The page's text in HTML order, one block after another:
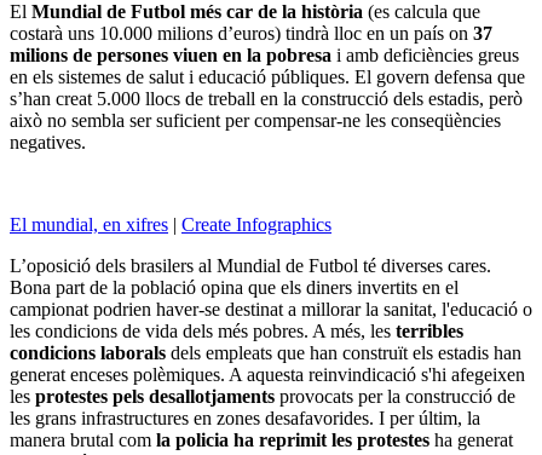
El Mundial de Futbol més car de la història (es calcula que
costarà uns 10.000 milions d’euros) tindrà lloc en un país on 37
milions de persones viuen en la pobresa i amb deficiències greus
en els sistemes de salut i educació públiques. El govern defensa que
s’han creat 5.000 llocs de treball en la construcció dels estadis, però
això no sembla ser suficient per compensar-ne les conseqüències
negatives.
El mundial, en xifres | Create Infographics
L’oposició dels brasilers al Mundial de Futbol té diverses cares.
Bona part de la població opina que els diners invertits en el
campionat podrien haver-se destinat a millorar la sanitat, l'educació o
les condicions de vida dels més pobres. A més, les terribles
condicions laborals dels empleats que han construït els estadis han
generat enceses polèmiques. A aquesta reinvindicació s'hi afegeixen
les protestes pels desallotjaments provocats per la construcció de
les grans infrastructures en zones desafavorides. I per últim, la
manera brutal com la policia ha reprimit les protestes ha generat